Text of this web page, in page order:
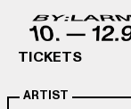
Skip to content
TICKETS
ARTIST